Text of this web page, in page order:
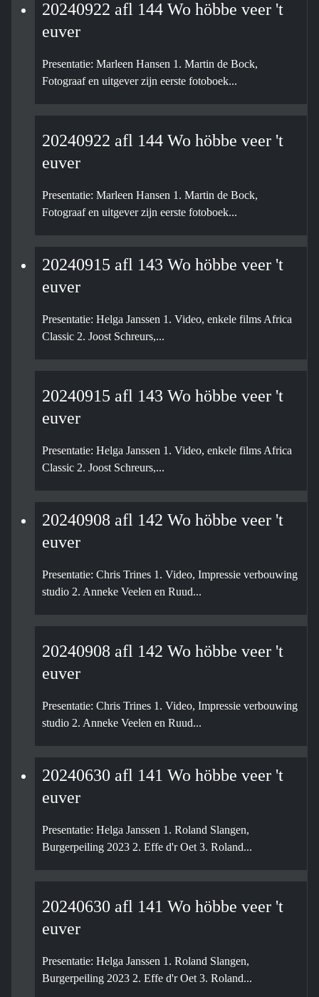
20240922 afl 144 Wo höbbe veer 't
euver
Presentatie: Marleen Hansen 1. Martin de Bock,
Fotograaf en uitgever zijn eerste fotoboek...
20240922 afl 144 Wo höbbe veer 't
euver
Presentatie: Marleen Hansen 1. Martin de Bock,
Fotograaf en uitgever zijn eerste fotoboek...
20240915 afl 143 Wo höbbe veer 't
euver
Presentatie: Helga Janssen 1. Video, enkele films Africa
Classic 2. Joost Schreurs,...
20240915 afl 143 Wo höbbe veer 't
euver
Presentatie: Helga Janssen 1. Video, enkele films Africa
Classic 2. Joost Schreurs,...
20240908 afl 142 Wo höbbe veer 't
euver
Presentatie: Chris Trines 1. Video, Impressie verbouwing
studio 2. Anneke Veelen en Ruud...
20240908 afl 142 Wo höbbe veer 't
euver
Presentatie: Chris Trines 1. Video, Impressie verbouwing
studio 2. Anneke Veelen en Ruud...
20240630 afl 141 Wo höbbe veer 't
euver
Presentatie: Helga Janssen 1. Roland Slangen,
Burgerpeiling 2023 2. Effe d'r Oet 3. Roland...
20240630 afl 141 Wo höbbe veer 't
euver
Presentatie: Helga Janssen 1. Roland Slangen,
Burgerpeiling 2023 2. Effe d'r Oet 3. Roland...